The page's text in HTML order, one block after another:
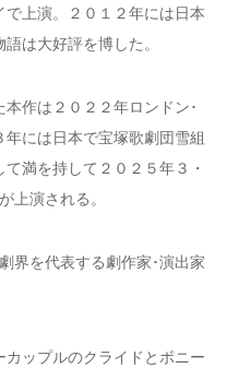
上演。２０１２年には日本
は大好評を博した。
作は２０２２年ロンドン･
には日本で宝塚歌劇団雪組
満を持して２０２５年３・
上演される。
界を代表する劇作家･演出家
ップルのクライドとボニー